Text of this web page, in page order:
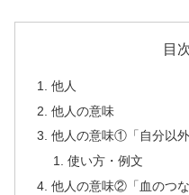
目
他人
他人の意味
他人の意味①「自分以外
使い方・例文
他人の意味②「血のつ